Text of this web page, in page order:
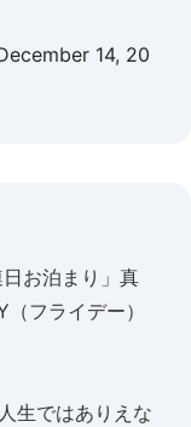
14, 20
お泊まり」真
フライデー）
生ではありえな